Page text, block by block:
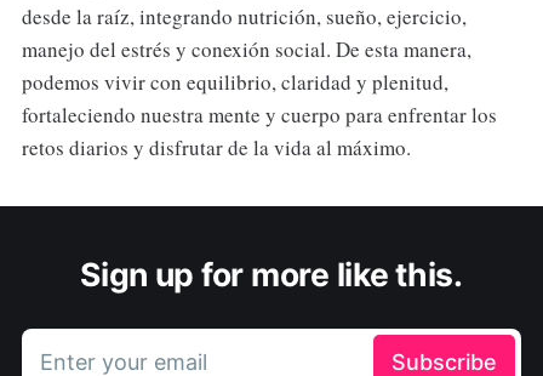
desde la raíz, integrando nutrición, sueño, ejercicio,
manejo del estrés y conexión social. De esta manera,
podemos vivir con equilibrio, claridad y plenitud,
fortaleciendo nuestra mente y cuerpo para enfrentar los
retos diarios y disfrutar de la vida al máximo.
Sign up for more like this.
Enter your email Subscribe